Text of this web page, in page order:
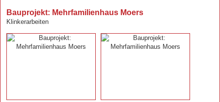
Bauprojekt: Mehrfamilienhaus Moers
Klinkerarbeiten